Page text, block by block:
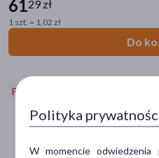
6129 zł
1 szt. = 1,02 zł
Do
Promocja
ActivLab Pharma
Typ produktu
Polityka
W momencie odwiedzenia